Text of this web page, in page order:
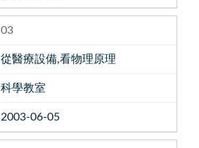
03
從醫療設備,看物理原理
科學教室
2003-06-05